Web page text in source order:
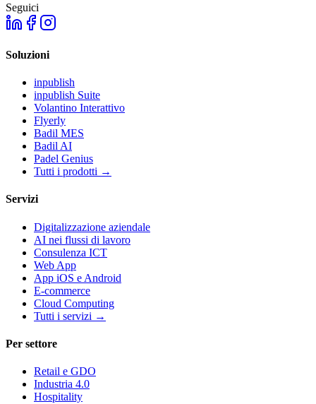
Seguici
Soluzioni
inpublish
inpublish Suite
Volantino Interattivo
Flyerly
Badil MES
Badil AI
Padel Genius
Tutti i prodotti →
Servizi
Digitalizzazione aziendale
AI nei flussi di lavoro
Consulenza ICT
Web App
App iOS e Android
E-commerce
Cloud Computing
Tutti i servizi →
Per settore
Retail e GDO
Industria 4.0
Hospitality